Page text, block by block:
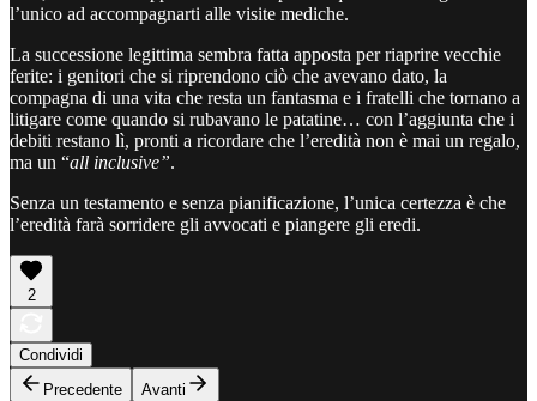
l’unico ad accompagnarti alle visite mediche.
La successione legittima sembra fatta apposta per riaprire vecchie
ferite: i genitori che si riprendono ciò che avevano dato, la
compagna di una vita che resta un fantasma e i fratelli che tornano a
litigare come quando si rubavano le patatine… con l’aggiunta che i
debiti restano lì, pronti a ricordare che l’eredità non è mai un regalo,
ma un “all inclusive”.
Senza un testamento e senza pianificazione, l’unica certezza è che
l’eredità farà sorridere gli avvocati e piangere gli eredi.
2
Condividi
Precedente
Avanti